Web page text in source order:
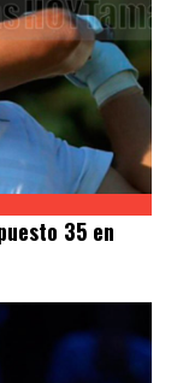
35 en